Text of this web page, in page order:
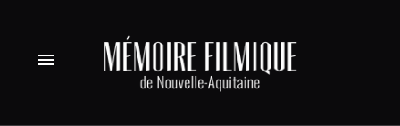
menu